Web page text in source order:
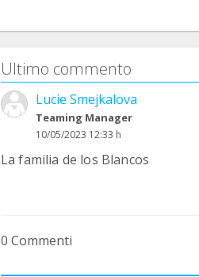
Ultimo commento
Lucie Smejkalova
Teaming Manager
10/05/2023 12:33 h
La familia de los Blancos
0 Commenti